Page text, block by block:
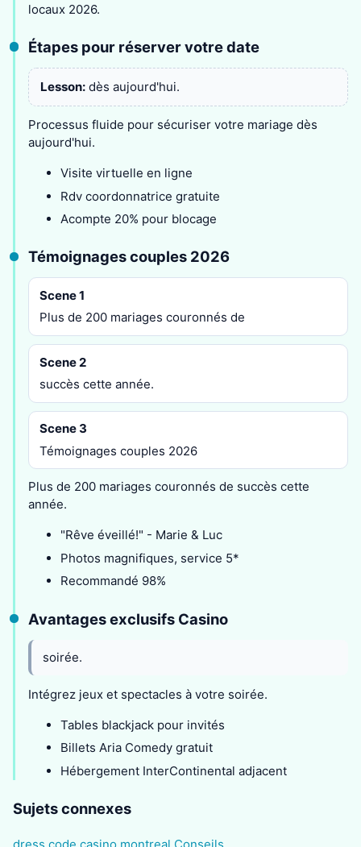
locaux 2026.
Étapes pour réserver votre date
Lesson:dès aujourd'hui.
Processus fluide pour sécuriser votre mariage dès
aujourd'hui.
Visite virtuelle en ligne
Rdv coordonnatrice gratuite
Acompte 20% pour blocage
Témoignages couples 2026
Scene 1
Plus de 200 mariages couronnés de
Scene 2
succès cette année.
Scene 3
Témoignages couples 2026
Plus de 200 mariages couronnés de succès cette
année.
"Rêve éveillé!" - Marie & Luc
Photos magnifiques, service 5*
Recommandé 98%
Avantages exclusifs Casino
soirée.
Intégrez jeux et spectacles à votre soirée.
Tables blackjack pour invités
Billets Aria Comedy gratuit
Hébergement InterContinental adjacent
Sujets connexes